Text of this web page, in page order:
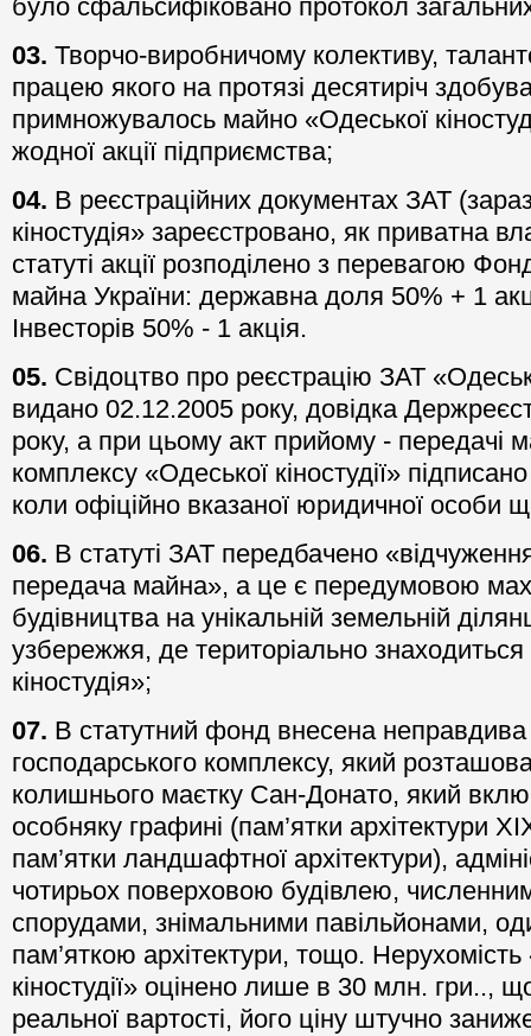
було сфальсифіковано протокол
03. Творчо-виробничому колективу,
працею якого на протязі десятиріч
примножувалось майно «Одеської
жодної акції підприємства;
04. В реєстраційних документах ЗАТ
кіностудія» зареєстровано, як приватна
статуті акції розподілено з перевагою
майна України: державна доля 50% + 1
Інвесторів 50% - 1 акція.
05. Свідоцтво про реєстрацію ЗАТ
видано 02.12.2005 року, довідка
року, а при цьому акт прийому - передачі
комплексу «Одеської кіностудії»
коли офіційно вказаної юридичної особи
06. В статуті ЗАТ передбачено
передача майна», а це є передумовою
будівництва на унікальній земельній
узбережжя, де територіально
кіностудія»;
07. В статутний фонд внесена неправдива
господарського комплексу, який
колишнього маєтку Сан-Донато, який
особняку графині (пам’ятки архітектури
пам’ятки ландшафтної архітектури),
чотирьох поверховою будівлею,
спорудами, знімальними павільйонами,
пам’яткою архітектури, тощо. Нерухомість
кіностудії» оцінено лише в 30 млн. гри..,
реальної вартості, його ціну штучно